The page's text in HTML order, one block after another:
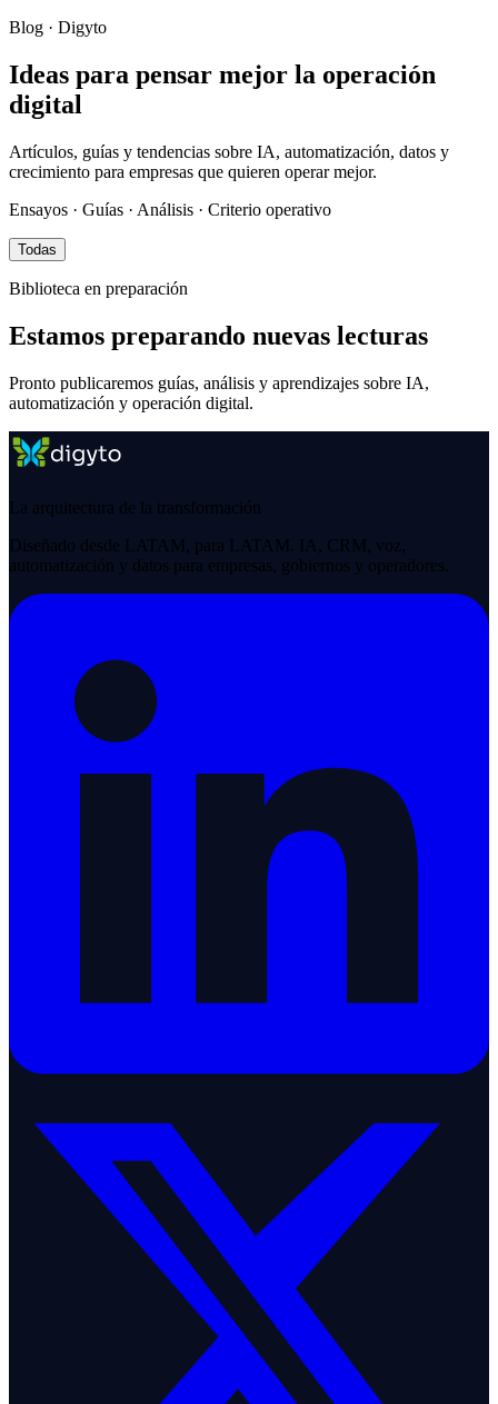
Blog · Digyto
Ideas para pensar mejor la operación
digital
Artículos, guías y tendencias sobre IA, automatización, datos y
crecimiento para empresas que quieren operar mejor.
Ensayos · Guías · Análisis · Criterio operativo
Todas
Biblioteca en preparación
Estamos preparando nuevas lecturas
Pronto publicaremos guías, análisis y aprendizajes sobre IA,
automatización y operación digital.
La arquitectura de la transformación
Diseñado desde LATAM, para LATAM. IA, CRM, voz,
automatización y datos para empresas, gobiernos y operadores.